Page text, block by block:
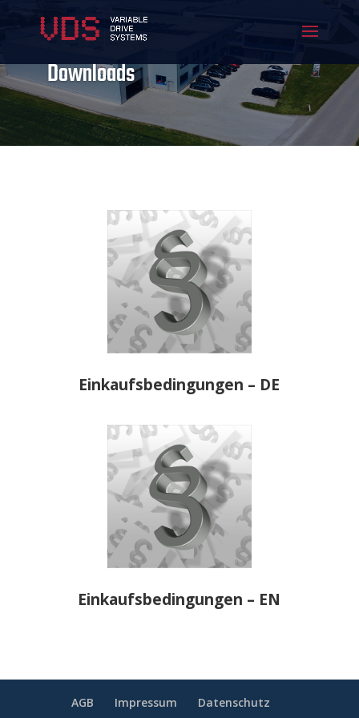
Downloads
Einkaufsbedingungen – DE
Einkaufsbedingungen – EN
AGB Impressum Datenschutz